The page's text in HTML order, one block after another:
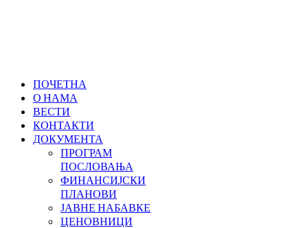
ПОЧЕТНА
О НАМА
ВЕСТИ
КОНТАКТИ
ДОКУМЕНТА
ПРОГРАМ
ПОСЛОВАЊА
ФИНАНСИЈСКИ
ПЛАНОВИ
ЈАВНЕ НАБАВКЕ
ЦЕНОВНИЦИ